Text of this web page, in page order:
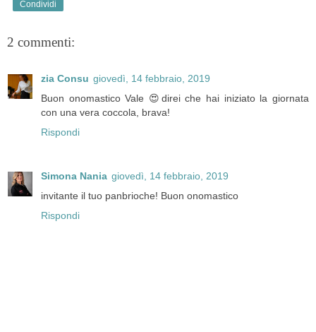
Condividi
2 commenti:
zia Consu giovedì, 14 febbraio, 2019
Buon onomastico Vale 😍direi che hai iniziato la giornata
con una vera coccola, brava!
Rispondi
Simona Nania giovedì, 14 febbraio, 2019
invitante il tuo panbrioche! Buon onomastico
Rispondi